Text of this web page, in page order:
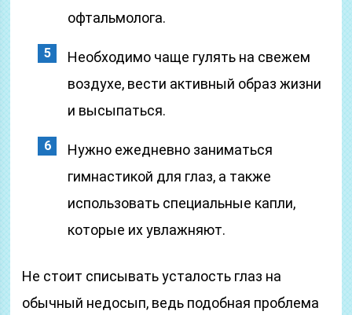
офтальмолога.
Необходимо чаще гулять на свежем
воздухе, вести активный образ жизни
и высыпаться.
Нужно ежедневно заниматься
гимнастикой для глаз, а также
использовать специальные капли,
которые их увлажняют.
Не стоит списывать усталость глаз на
обычный недосып, ведь подобная проблема